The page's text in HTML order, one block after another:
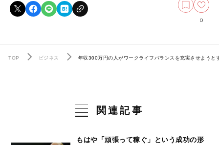
0
TOP ビジネス 年収300万円の人がワークライフバランスを充実させよう
関連記事
もはや「頑張って稼ぐ」という成功の形